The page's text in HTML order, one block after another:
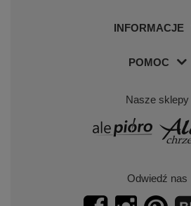
INFORMACJE
POMOC
Nasze sklepy
Odwiedź nas